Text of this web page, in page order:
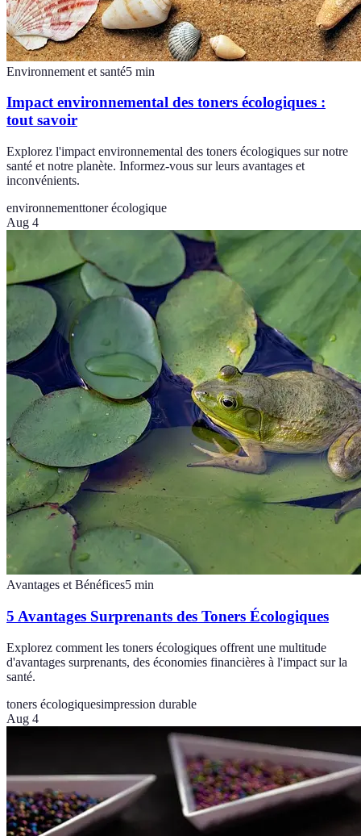
Environnement et santé5 min
Impact environnemental des toners écologiques :
tout savoir
Explorez l'impact environnemental des toners écologiques sur notre
santé et notre planète. Informez-vous sur leurs avantages et
inconvénients.
environnementtoner écologique
Aug 4
Avantages et Bénéfices5 min
5 Avantages Surprenants des Toners Écologiques
Explorez comment les toners écologiques offrent une multitude
d'avantages surprenants, des économies financières à l'impact sur la
santé.
toners écologiquesimpression durable
Aug 4